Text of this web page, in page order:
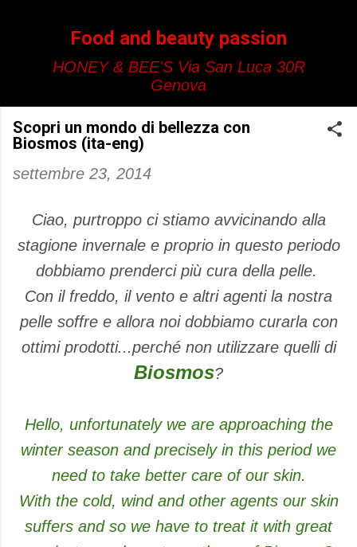
Food and beauty passion
HONEY & BEE'S Via San Luca 30R
Genova
Scopri un mondo di bellezza con
Biosmos (ita-eng)
settembre 23, 2014
Ciao, purtroppo ci stiamo avvicinando alla
stagione invernale e proprio in questo periodo
dobbiamo prenderci più cura della pelle.
Con il freddo, il vento e altri agenti la nostra
pelle soffre e allora noi dobbiamo curarla con
ottimi prodotti...perché non utilizzare quelli di
Biosmos?
Hello, unfortunately we are approaching the
winter season and precisely in this period we
need to take better care of our skin.
With the cold, wind and other agents our skin
suffers and so we have to treat it with great